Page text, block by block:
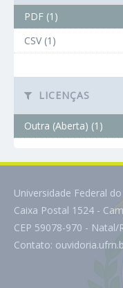
PDF (1)
CSV (1)
LICENÇAS
Outra (Aberta) (1)
Universidade Federal
Caixa Postal 1524 -
CEP 59078-970 - Natal/
Contato: